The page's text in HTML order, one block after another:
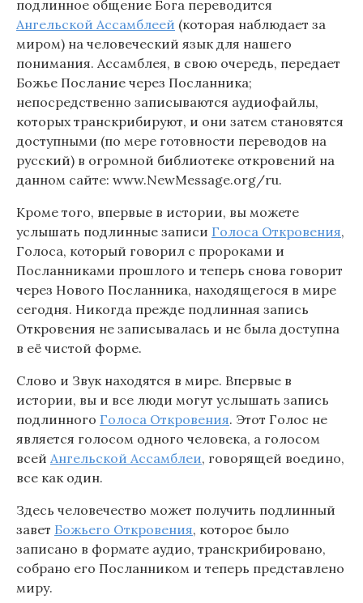
подлинное общение Бога переводится
Ангельской Ассамблеей (которая наблюдает за
миром) на человеческий язык для нашего
понимания. Ассамблея, в свою очередь, передает
Божье Послание через Посланника;
непосредственно записываются аудиофайлы,
которых транскрибируют, и они затем становятся
доступными (по мере готовности переводов на
русский) в огромной библиотеке откровений на
данном сайте: www.NewMessage.org/ru.
Кроме того, впервые в истории, вы можете
услышать подлинные записи Голоса Откровения,
Голоса, который говорил с пророками и
Посланниками прошлого и теперь снова говорит
через Нового Посланника, находящегося в мире
сегодня. Никогда прежде подлинная запись
Откровения не записывалась и не была доступна
в её чистой форме.
Слово и Звук находятся в мире. Впервые в
истории, вы и все люди могут услышать запись
подлинного Голоса Откровения. Этот Голос не
является голосом одного человека, а голосом
всей Ангельской Ассамблеи, говорящей воедино,
все как один.
Здесь человечество может получить подлинный
завет Божьего Откровения, которое было
записано в формате аудио, транскрибировано,
собрано его Посланником и теперь представлено
миру.